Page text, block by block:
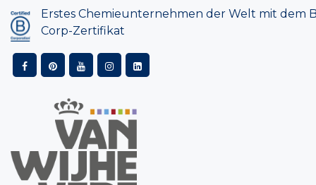
Erstes Chemieunternehmen der Welt mit dem
Corp-Zertifikat